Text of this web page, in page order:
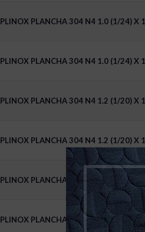
PLINOX PLANCHA 304 N4 1.0 (1/24) X
PLINOX PLANCHA 304 N4 1.0 (1/24) X
PLINOX PLANCHA 304 N4 1.2 (1/20) X
PLINOX PLANCHA 304 N4 1.2 (1/20) X
PLINOX PLANCHA 304 N4 1.5 (1/16) X
PLINOX PLANCHA 304 N4 1.5 (1/16) X